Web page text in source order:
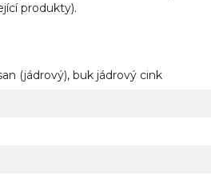
produkty).
(jádrový), buk jádrový cink